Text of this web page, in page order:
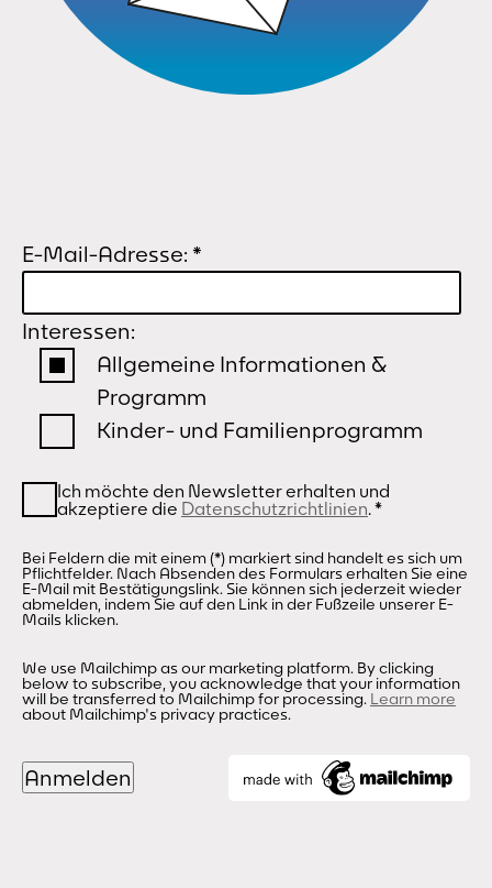
E-Mail-Adresse: *
Interessen:
Allgemeine Informationen &
Programm
Kinder- und Familienprogramm
Ich möchte den Newsletter erhalten und
akzeptiere die Datenschutzrichtlinien.*
Bei Feldern die mit einem (*) markiert sind handelt es sich um
Pflichtfelder. Nach Absenden des Formulars erhalten Sie eine
E-Mail mit Bestätigungslink. Sie können sich jederzeit wieder
abmelden, indem Sie auf den Link in der Fußzeile unserer E-
Mails klicken.
We use Mailchimp as our marketing platform. By clicking
below to subscribe, you acknowledge that your information
will be transferred to Mailchimp for processing. Learn more
about Mailchimp's privacy practices.